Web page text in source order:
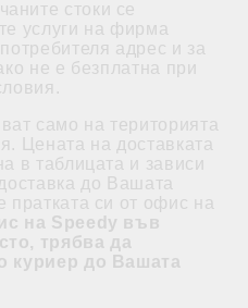
стоки се
услуги на фирма
адрес и за
не е безплатна при
само на територията
Цената на доставката
в таблицата и зависи
до Вашата
пратката си от офис на
на Speedy във
трябва да
куриер до Вашата